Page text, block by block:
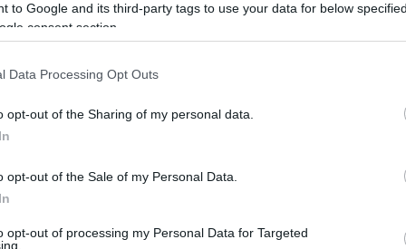
to Google and its third-party tags to use your data for below
consent section.
Data Processing Opt Outs
opt-out of the Sharing of my personal data.
opt-out of the Sale of my Personal Data.
opt-out of processing my Personal Data for Targeted
jelen lévő cégcsoport, négy megyei napilap
mellett a Dunaújvárosi Hírlap kiadója, és helyi
és mintegy 650 munkavállalójával a
női és gasztromagazinok, valamint digitális
közleményében.